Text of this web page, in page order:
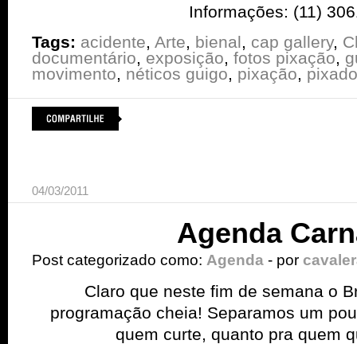
Informações: (11)
Tags: acidente, Arte, bienal, cap gallery,
documentário, exposição, fotos pixação,
movimento, néticos guigo, pixação,
04/03/2011
Agenda
Post categorizado como: Agenda - por
Claro que neste fim de semana o
programação cheia! Separamos um
quem curte, quanto pra quem